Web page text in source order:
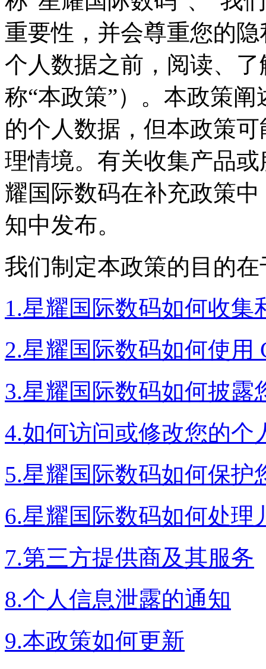
重要性，并会尊重您
个人数据之前，阅读
称“本政策”）。本政策
的个人数据，但本政
理情境。有关收集产品
耀国际数码在补充政策中
知中发布。
我们制定本政策的目的在
1.星耀国际数码如何收集
2.星耀国际数码如何使用
3.星耀国际数码如何披露
4.如何访问或修改您的个
5.星耀国际数码如何保护
6.星耀国际数码如何处理
7.第三方提供商及其服务
8.个人信息泄露的通知
9.本政策如何更新